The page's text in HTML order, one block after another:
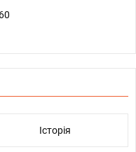
Історія